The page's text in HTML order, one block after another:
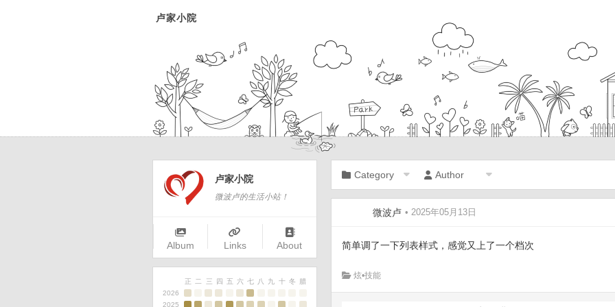
卢家小院
卢家小院
微波卢的生活小站！
Album Links About
正 二 三 四 五 六 七 八 九 十 冬
腊
2026
2025
Category Author
微波卢 • 2025年05月13日
简单调了一下列表样式，感觉又上了一个档次
炫•技能